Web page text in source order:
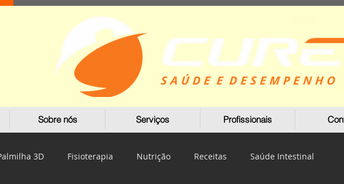
Sobre nós Serviços Profissionais
3D Fisioterapia Nutrição Receitas Saúde Intestinal